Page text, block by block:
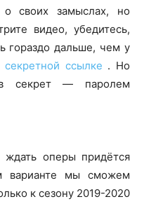
о своих замыслах, но
видео, убедитесь,
гораздо дальше, чем у
секретной ссылке . Но
секрет — паролем
ждать оперы придётся
варианте мы сможем
к сезону 2019-2020